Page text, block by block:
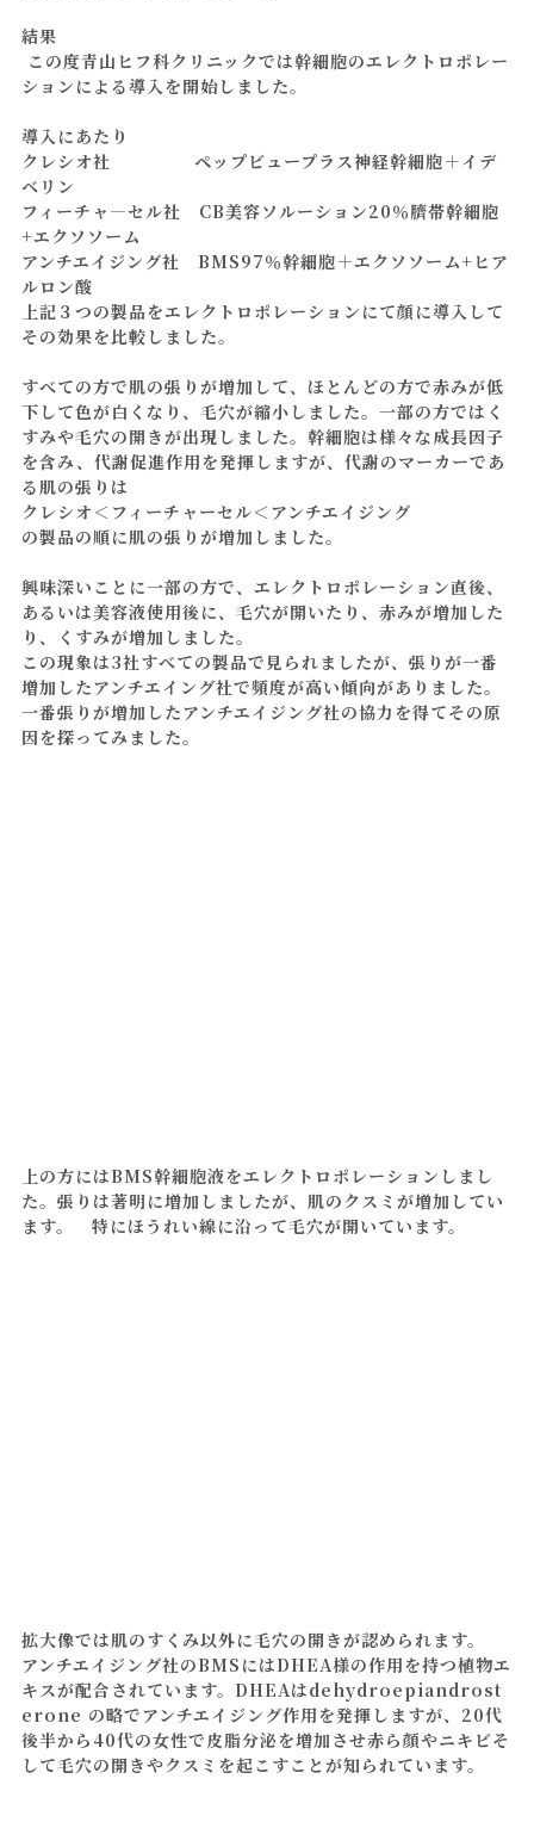
結果
この度青山ヒフ科クリニックでは幹細胞のエレクトロポレー
ションによる導入を開始しました。
導入にあたり
クレシオ社 ペップビュープラス神経幹細胞＋イデ
ベリン
フィーチャ―セル社 CB美容ソルーション20％臍帯幹細胞
+エクソソーム
アンチエイジング社 BMS97％幹細胞＋エクソソーム+ヒア
ルロン酸
上記３つの製品をエレクトロポレーションにて顔に導入して
その効果を比較しました。
すべての方で肌の張りが増加して、ほとんどの方で赤みが低
下して色が白くなり、毛穴が縮小しました。一部の方ではく
すみや毛穴の開きが出現しました。幹細胞は様々な成長因子
を含み、代謝促進作用を発揮しますが、代謝のマーカーであ
る肌の張りは
クレシオ＜フィーチャーセル＜アンチエイジング
の製品の順に肌の張りが増加しました。
興味深いことに一部の方で、エレクトロポレーション直後、
あるいは美容液使用後に、毛穴が開いたり、赤みが増加した
り、くすみが増加しました。
この現象は3社すべての製品で見られましたが、張りが一番
増加したアンチエイング社で頻度が高い傾向がありました。
一番張りが増加したアンチエイジング社の協力を得てその原
因を探ってみました。
上の方にはBMS幹細胞液をエレクトロポレーションしまし
た。張りは著明に増加しましたが、肌のクスミが増加してい
ます。 特にほうれい線に沿って毛穴が開いています。
拡大像では肌のすくみ以外に毛穴の開きが認められます。
アンチエイジング社のBMSにはDHEA様の作用を持つ植物エ
キスが配合されています。DHEAはdehydroepiandrost
erone の略でアンチエイジング作用を発揮しますが、20代
後半から40代の女性で皮脂分泌を増加させ赤ら顔やニキビそ
して毛穴の開きやクスミを起こすことが知られています。